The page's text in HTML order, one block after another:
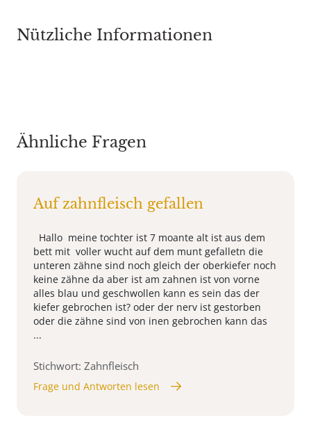
Nützliche Informationen
Ähnliche Fragen
Auf zahnfleisch gefallen
Hallo meine tochter ist 7 moante alt ist aus dem
bett mit voller wucht auf dem munt gefalletn die
unteren zähne sind noch gleich der oberkiefer noch
keine zähne da aber ist am zahnen ist von vorne
alles blau und geschwollen kann es sein das der
kiefer gebrochen ist? oder der nerv ist gestorben
oder die zähne sind von inen gebrochen kann das
...
Stichwort: Zahnfleisch
Frage und Antworten lesen